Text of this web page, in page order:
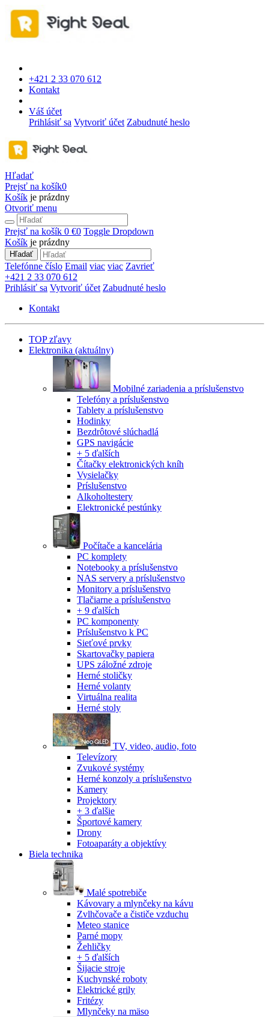
+421 2 33 070 612
Kontakt
Váš účet
Prihlásiť sa Vytvoriť účet Zabudnuté heslo
Hľadať
Prejsť na košík0
Košík je prázdny
Otvoriť menu
Prejsť na košík 0 €0 Toggle Dropdown
Košík je prázdny
Hľadať
Telefónne číslo Email viac viac Zavrieť
+421 2 33 070 612
Prihlásiť sa Vytvoriť účet Zabudnuté heslo
Kontakt
TOP zľavy
Elektronika (aktuálny)
Mobilné zariadenia a príslušenstvo
Telefóny a príslušenstvo
Tablety a príslušenstvo
Hodinky
Bezdrôtové slúchadlá
GPS navigácie
+ 5 ďalších
Čítačky elektronických kníh
Vysielačky
Príslušenstvo
Alkoholtestery
Elektronické pestúnky
Počítače a kancelária
PC komplety
Notebooky a príslušenstvo
NAS servery a príslušenstvo
Monitory a príslušenstvo
Tlačiarne a príslušenstvo
+ 9 ďalších
PC komponenty
Príslušenstvo k PC
Sieťové prvky
Skartovačky papiera
UPS záložné zdroje
Herné stoličky
Herné volanty
Virtuálna realita
Herné stoly
TV, video, audio, foto
Televízory
Zvukové systémy
Herné konzoly a príslušenstvo
Kamery
Projektory
+ 3 ďalšie
Športové kamery
Drony
Fotoaparáty a objektívy
Biela technika
Malé spotrebiče
Kávovary a mlynčeky na kávu
Zvlhčovače a čističe vzduchu
Meteo stanice
Parné mopy
Žehličky
+ 5 ďalších
Šijacie stroje
Kuchynské roboty
Elektrické grily
Fritézy
Mlynčeky na mäso